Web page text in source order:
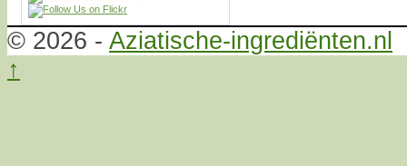
© 2026 - Aziatische-ingrediënten.nl
↑